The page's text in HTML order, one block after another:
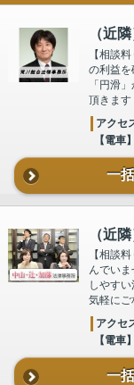
（近
【相談
の利益を
「円滑
頂きます
アクセ
【電車
一
（近
【相談
んでい
しやす
気軽にご
アクセ
【電車
一